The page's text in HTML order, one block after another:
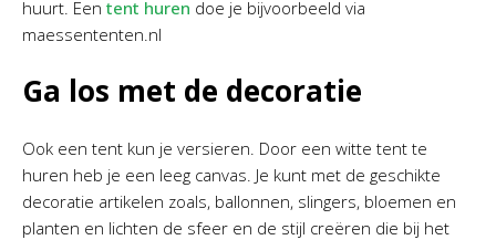
huurt. Een tent huren doe je bijvoorbeeld via
maessententen.nl
Ga los met de decoratie
Ook een tent kun je versieren. Door een witte tent te
huren heb je een leeg canvas. Je kunt met de geschikte
decoratie artikelen zoals, ballonnen, slingers, bloemen en
planten en lichten de sfeer en de stijl creëren die bij het